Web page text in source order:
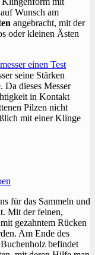
Wunsch am
angebracht, mit der
oder kleinen Ästen
einen Test
seine Stärken
Da dieses Messer
in Kontakt
Pilzen nicht
mit einer Klinge
für das Sammeln und
Mit der feinen,
gezahntem Rücken
Am Ende des
befindet